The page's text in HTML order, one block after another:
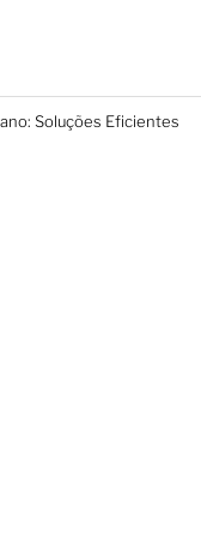
Soluções Eficientes